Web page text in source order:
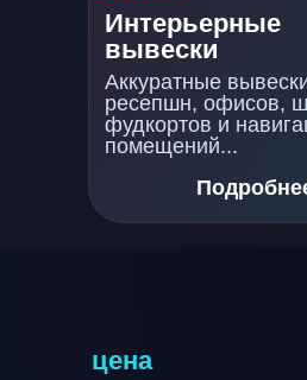
Интерьерные
вывески
Аккуратные
ресепшн, офисов,
фудкортов и
помещений...
цена